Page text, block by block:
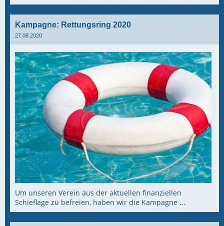
Kampagne: Rettungsring 2020
27.08.2020
Um unseren Verein aus der aktuellen finanziellen
Schieflage zu befreien, haben wir die Kampagne ...